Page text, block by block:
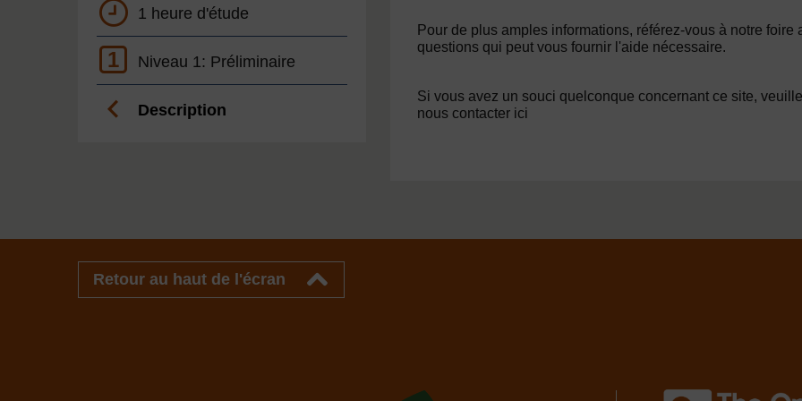
1 heure d'étude
1 Niveau 1: Préliminaire
Description
Pour de plus amples informations, référez-vous à notre foire
questions qui peut vous fournir l'aide nécessaire.
Si vous avez un souci quelconque concernant ce site,
nous contacter ici
Retour au haut de l'écran